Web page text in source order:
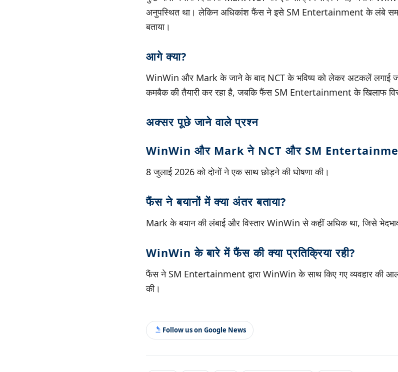
अनुपस्थित था। लेकिन अधिकांश फैंस ने इसे SM Entertainment के लंबे
बताया।
आगे क्या?
WinWin और Mark के जाने के बाद NCT के भविष्य को लेकर अटकलें लगाई
कमबैक की तैयारी कर रहा है, जबकि फैंस SM Entertainment के खिलाफ
अक्सर पूछे जाने वाले प्रश्न
WinWin और Mark ने NCT और SM
8 जुलाई 2026 को दोनों ने एक साथ छोड़ने की घोषणा की।
फैंस ने बयानों में क्या अंतर बताया?
Mark के बयान की लंबाई और विस्तार WinWin से कहीं अधिक था, जिसे
WinWin के बारे में फैंस की क्या प्रतिक्रिया रही?
फैंस ने SM Entertainment द्वारा WinWin के साथ किए गए व्यवहार की
की।
Follow us on Google News